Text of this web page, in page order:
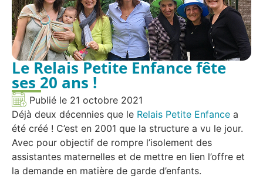
Le Relais Petite Enfance fête
ses 20 ans !
Publié le 21 octobre 2021
Déjà deux décennies que le Relais Petite Enfance a
été créé ! C’est en 2001 que la structure a vu le jour.
Avec pour objectif de rompre l’isolement des
assistantes maternelles et de mettre en lien l’offre et
la demande en matière de garde d’enfants.